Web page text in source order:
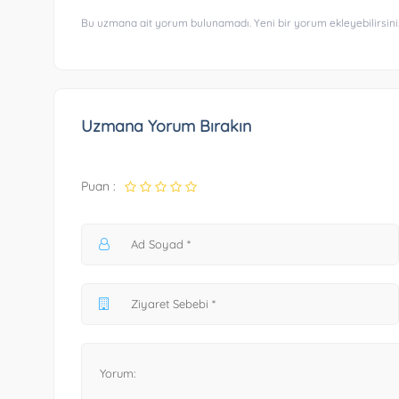
Bu uzmana ait yorum bulunamadı. Yeni bir yorum
Uzmana Yorum Bırakın
Puan :